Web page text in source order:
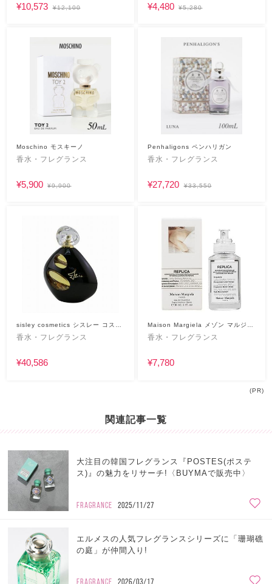
¥10,573 ¥12,100 ¥4,480 ¥5,280
Moschino モスキーノ
香水・フレグランス
¥5,900 ¥9,900
Penhaligons ペンハリガン
香水・フレグランス
¥27,720 ¥33,550
sisley cosmetics シスレー コスメ
ティクス
香水・フレグランス
¥40,586
Maison Margiela メゾン マルジェ
ラ
香水・フレグランス
¥7,780
(PR)
関連記事一覧
大注目の韓国フレグランス『POSTES(ポステ
ス)』の魅力をリサーチ!〈BUYMAで販売中〉
FRAGRANCE 2025/11/27
エルメスの人気フレグランスシリーズに「珊瑚礁
の庭」が仲間入り!
FRAGRANCE 2026/03/17